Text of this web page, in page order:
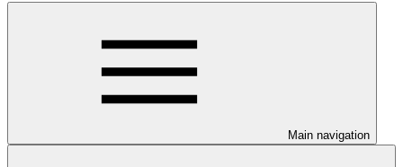
Main navigation